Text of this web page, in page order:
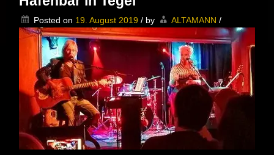
Session
in
Gatow
startet
zur
Rückrunde
Posted on 19. August 2019 / by ALTAMANN /